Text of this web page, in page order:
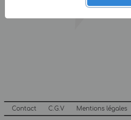
Contact C.G.V Mentions légales